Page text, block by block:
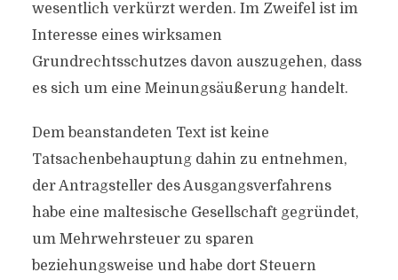
wesentlich verkürzt werden. Im Zweifel ist im
Interesse eines wirksamen
Grundrechtsschutzes davon auszugehen, dass
es sich um eine Meinungsäußerung handelt.
Dem beanstandeten Text ist keine
Tatsachenbehauptung dahin zu entnehmen,
der Antragsteller des Ausgangsverfahrens
habe eine maltesische Gesellschaft gegründet,
um Mehrwehrsteuer zu sparen
beziehungsweise und habe dort Steuern